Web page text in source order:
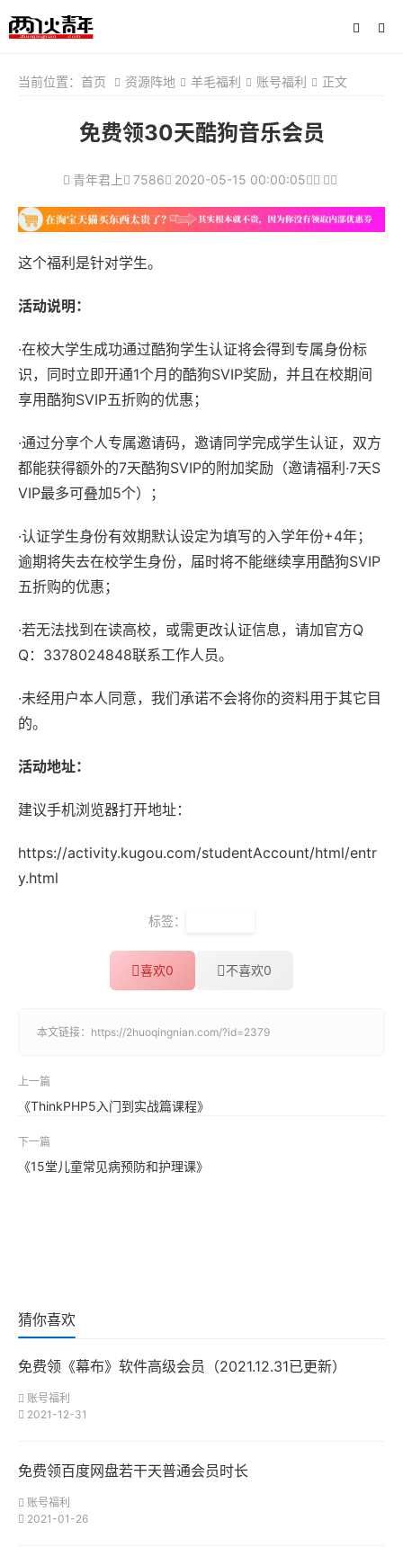
当前位置： 首页 资源阵地 羊毛福利 账号福利 正文
免费领30天酷狗音乐会员
青年君上 7586 2020-05-15 00:00:05
这个福利是针对学生。
活动说明：
·在校大学生成功通过酷狗学生认证将会得到专属身份标
识，同时立即开通1个月的酷狗SVIP奖励，并且在校期间
享用酷狗SVIP五折购的优惠；
·通过分享个人专属邀请码，邀请同学完成学生认证，双方
都能获得额外的7天酷狗SVIP的附加奖励（邀请福利·7天S
VIP最多可叠加5个）；
·认证学生身份有效期默认设定为填写的入学年份+4年；
逾期将失去在校学生身份，届时将不能继续享用酷狗SVIP
五折购的优惠；
·若无法找到在读高校，或需更改认证信息，请加官方Q
Q：3378024848联系工作人员。
·未经用户本人同意，我们承诺不会将你的资料用于其它目
的。
活动地址：
建议手机浏览器打开地址：
https://activity.kugou.com/studentAccount/html/entr
y.html
标签：
喜欢0 不喜欢0
本文链接： https://2huoqingnian.com/?id=2379
上一篇
《ThinkPHP5入门到实战篇课程》
下一篇
《15堂儿童常见病预防和护理课》
猜你喜欢
免费领《幕布》软件高级会员（2021.12.31已更新）
账号福利
2021-12-31
免费领百度网盘若干天普通会员时长
账号福利
2021-01-26